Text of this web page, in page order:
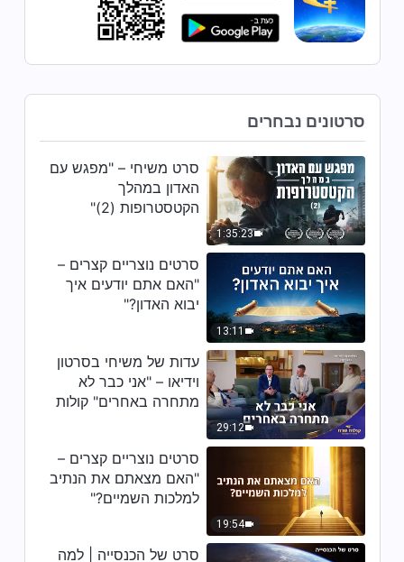
3:47
זוהרת מן המזרח"
4:11
שיר משיחי – "זמן אבוד לא ישוב
עוד"
4:26
שיר משיחי – "האמת היא האמרה
הנשגבת ביותר של החיים"
3:59
שיר משיחי – "הסבל הכרוך בהנהגת
האמת הוא בעל משמעות עמוקה"
3:58
שיר משיחי – "שאו עדות כמו איוב
ופטרוס"
שיר משיחי – "יצור שנברא צריך
להיות נתון לחסדי האל"
סרטונים נבחרים
1:35:23
סרט משיחי – "מפגש עם
האדון במהלך
הקטסטרופות (2)"
13:11
סרטים נוצריים קצרים –
"האם אתם יודעים איך
יבוא האדון?"
29:12
עדות של משיחי בסרטון
וידיאו – "אני כבר לא
מתחרה באחרים" קולות
19:54
סרטים נוצריים קצרים –
"האם מצאתם את הנתיב
למלכות השמיים?"
סרט של הכנסייה | למה